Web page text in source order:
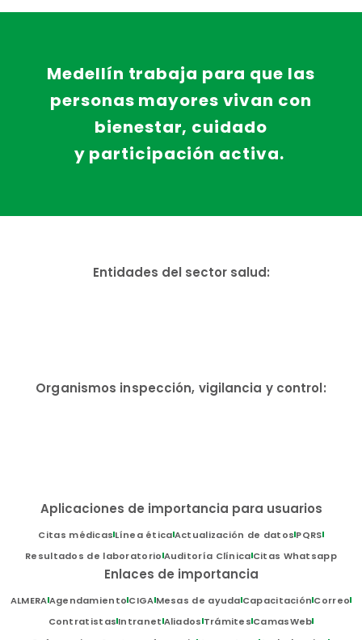
Medellín trabaja para que las
personas mayores vivan con
bienestar, cuidado
y participación activa.
Entidades del sector salud:
Organismos inspección, vigilancia y control:
Aplicaciones de importancia para usuarios
Citas médicasLínea éticaActualización de datosPQRS
Resultados de laboratorio Auditoría ClínicaCitas Whatsapp
Enlaces de importancia
ALMERAAgendamientoCIGAMesas de ayudaCapacitaciónCorreo
ContratistasIntranet Aliados TrámitesCamasWeb